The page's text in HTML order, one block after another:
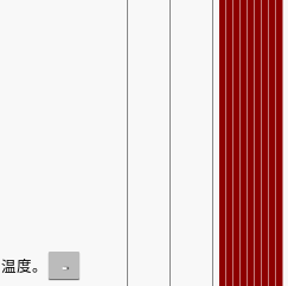
温度。 -